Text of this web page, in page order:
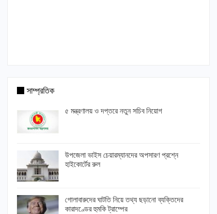
সাম্প্রতিক
৫ মন্ত্রণালয় ও দপ্তরে নতুন সচিব নিয়োগ
উপজেলা ভাইস চেয়ারম্যানদের অপসারণ প্রশ্নে
হাইকোর্টের রুল
গোলাবারুদের ঘাটতি নিয়ে তথ্য ছড়ানো ব্যক্তিদের
কারাদণ্ডের হুমকি ট্রাম্পের